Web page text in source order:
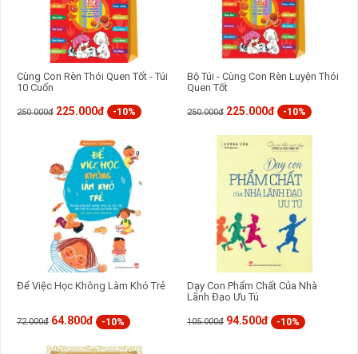
Cùng Con Rèn Thói Quen Tốt - Túi
10 Cuốn
250.000đ 225.000đ -10%
Bộ Túi - Cùng Con Rèn Luyện Thói
Quen Tốt
250.000đ 225.000đ -10%
Để Việc Học Không Làm Khó Trẻ
72.000đ 64.800đ -10%
Dạy Con Phẩm Chất Của Nhà
Lãnh Đạo Ưu Tú
105.000đ 94.500đ -10%